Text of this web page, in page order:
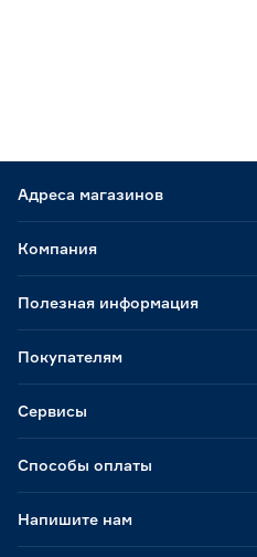
Адреса магазинов
Способы оплаты
Компания
Полезная информация
Покупателям
Сервисы
Напишите нам